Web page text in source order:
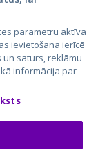
parametru aktīva
ievietošana ierīcē
saturs, reklāmu
informācija par